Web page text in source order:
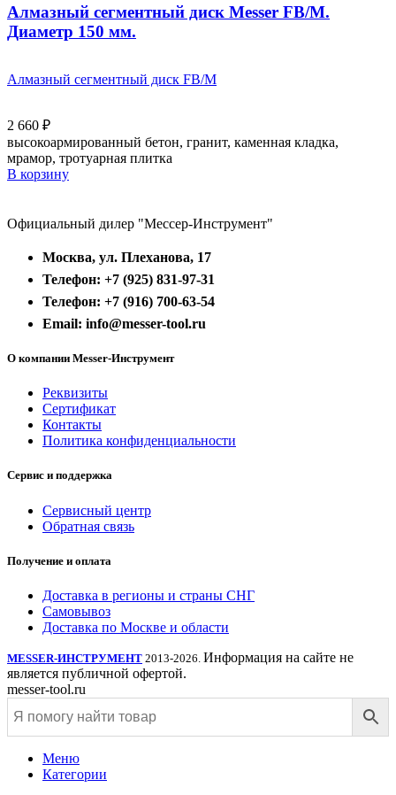
Алмазный сегментный диск Messer FB/M.
Диаметр 150 мм.
Алмазный сегментный диск FB/M
2 660 ₽
высокоармированный бетон, гранит, каменная кладка,
мрамор, тротуарная плитка
В корзину
Официальный дилер "Мессер-Инструмент"
Москва, ул. Плеханова, 17
Телефон: +7 (925) 831-97-31
Телефон: +7 (916) 700-63-54
Email: info@messer-tool.ru
О компании Messer-Инструмент
Реквизиты
Сертификат
Контакты
Политика конфиденциальности
Сервис и поддержка
Сервисный центр
Обратная связь
Получение и оплата
Доставка в регионы и страны СНГ
Самовывоз
Доставка по Москве и области
MESSER-ИНСТРУМЕНТ 2013-2026. Информация на сайте не
является публичной офертой.
messer-tool.ru
Меню
Категории